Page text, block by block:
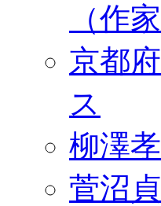
（作
京都
ス
柳澤
菅沼